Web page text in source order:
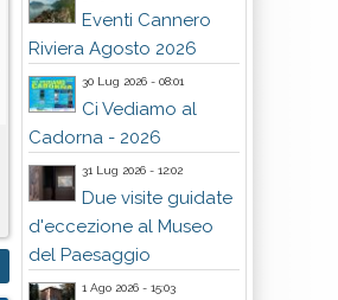
Eventi Cannero
Riviera Agosto 2026
30 Lug 2026 - 08:01
Ci Vediamo al
Cadorna - 2026
31 Lug 2026 - 12:02
Due visite guidate
d'eccezione al Museo
del Paesaggio
1 Ago 2026 - 15:03